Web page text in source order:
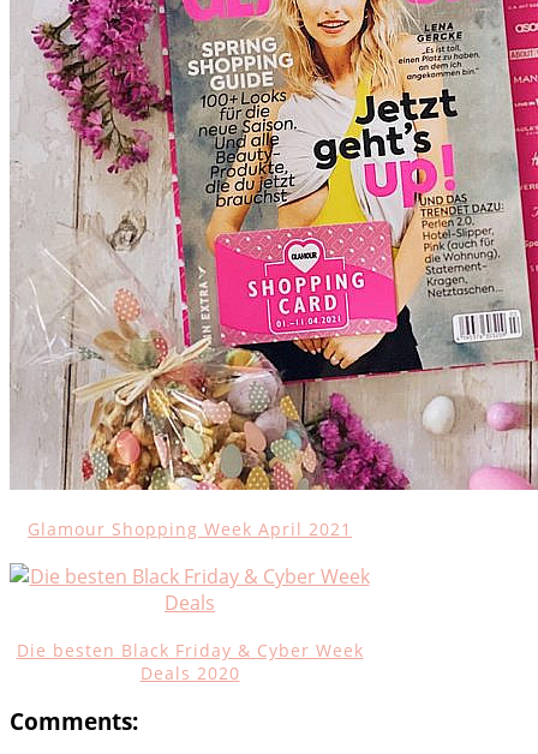
Glamour Shopping Week April 2021
Die besten Black Friday & Cyber Week
Deals 2020
Comments: